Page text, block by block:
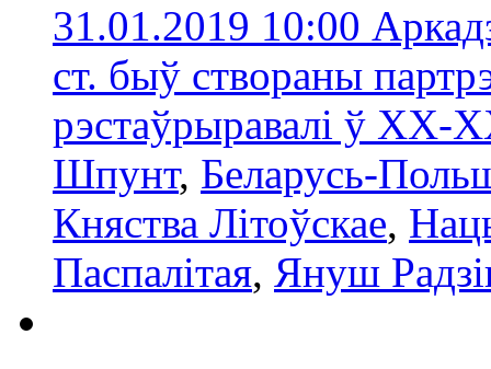
31.01.2019 10:00
ст. быў створаны
рэстаўрыравалі ў ХХ-
Шпунт, Беларусь-
Княства Літоўскае,
Паспалітая, Януш